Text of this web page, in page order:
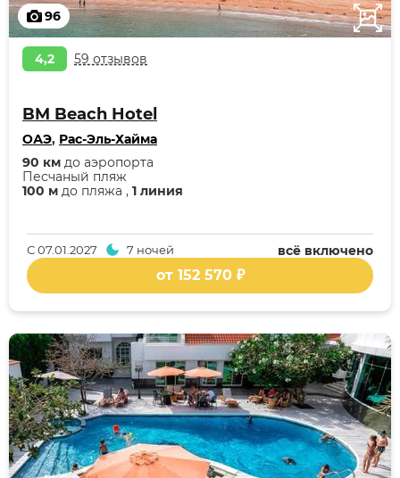
96
4,2 59 отзывов
BM Beach Hotel
ОАЭ, Рас-Эль-Хайма
100 м до пляжа , 1 линия
Песчаный пляж
90 км до аэропорта
всё включено
С07.01.2027 7 ночей
от 152 570 ₽